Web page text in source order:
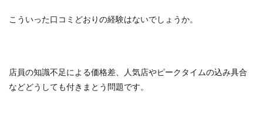
こういった口コミどおりの経験はないでしょうか。
店員の知識不足による価格差、人気店やピークタイムの込み具合
などどうしても付きまとう問題です。